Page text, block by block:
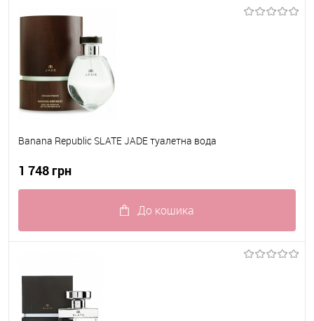
Banana Republic SLATE JADE туалетна вода
1 748 грн
До кошика